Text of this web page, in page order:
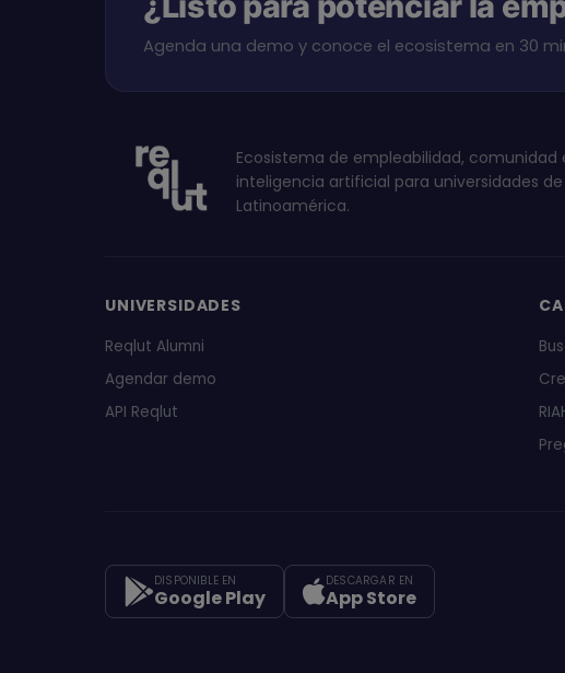
Agenda una demo y conoce el ecosistema en 30
Ecosistema de empleabilidad, comunidad
inteligencia artificial para universidades de
Latinoamérica.
UNIVERSIDADES
Reqlut Alumni
Agendar demo
API Reqlut
DISPONIBLE EN
Google Play
DESCARGAR EN
App Store